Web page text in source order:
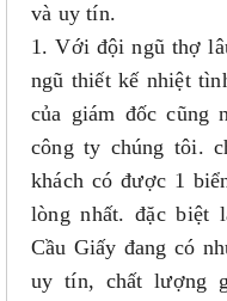
và uy tín.
1. Với đội ngũ thợ
ngũ thiết kế nhiệt
của giám đốc cũng
công ty chúng tôi.
khách có được 1
lòng nhất. đặc biệt
Cầu Giấy đang có
uy tín, chất lượng